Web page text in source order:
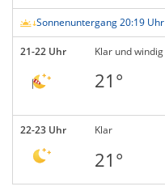
Sonnenuntergang 20:19 Uhr
21-22 Uhr Klar und windig
21°
22-23 Uhr Klar
21°